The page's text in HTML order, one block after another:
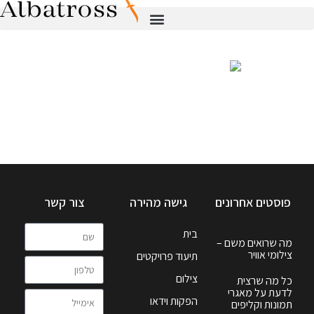
פוסטים אחרונים
מה שרואים משם –
צילומי אוויר
כל מה שרצית
לדעת על מאגרי
תמונות וקליפים
גישה מהירה
בית
תיעוד פרויקטים
צילום
הפקות וידאו
צור קשר